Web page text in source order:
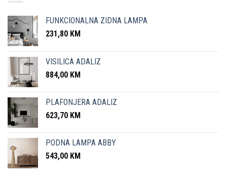
FUNKCIONALNA ZIDNA LAMPA
231,80 KM
VISILICA ADALIZ
884,00 KM
PLAFONJERA ADALIZ
623,70 KM
PODNA LAMPA ABBY
543,00 KM